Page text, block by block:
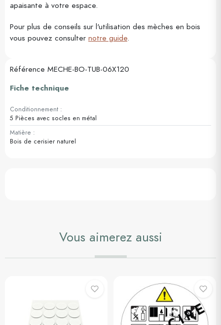
apaisante à votre espace.
Pour plus de conseils sur l'utilisation des mèches en bois
vous pouvez consulter notre guide.
Référence MECHE-BO-TUB-06X120
Fiche technique
Conditionnement :
5 Pièces avec socles en métal
Matière :
Bois de cerisier naturel
Vous aimerez aussi